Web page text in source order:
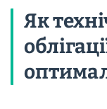
Як